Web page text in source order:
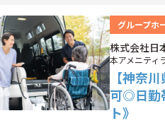
グループホ
株式会社日
本アメニティ
【神奈
可◎日勤
ト》